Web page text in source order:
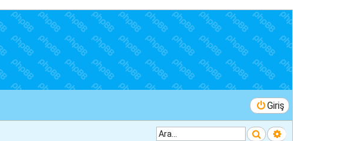
Giriş
Ara Gelişmiş arama